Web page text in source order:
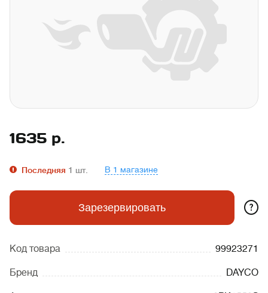
1635 р.
Последняя 1 шт. В 1 магазине
Зарезервировать ?
Код товара 99923271
Бренд DAYCO